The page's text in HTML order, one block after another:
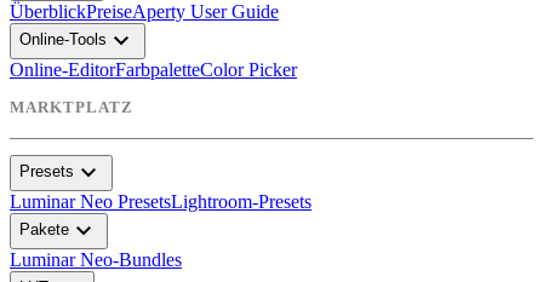
ÜberblickPreiseAperty User Guide
Online-Tools expand_more
Online-EditorFarbpaletteColor Picker
MARKTPLATZ
Presets expand_more
Luminar Neo PresetsLightroom-Presets
Pakete expand_more
Luminar Neo-Bundles